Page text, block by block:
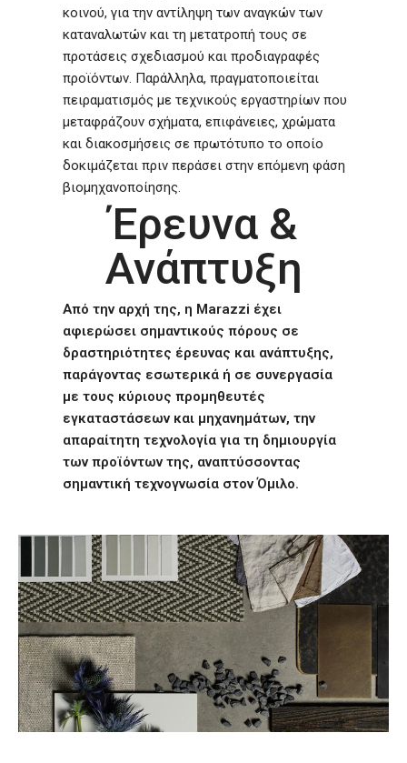
κοινού, για την αντίληψη των αναγκών των
καταναλωτών και τη μετατροπή τους σε
προτάσεις σχεδιασμού και προδιαγραφές
προϊόντων. Παράλληλα, πραγματοποιείται
πειραματισμός με τεχνικούς εργαστηρίων που
μεταφράζουν σχήματα, επιφάνειες, χρώματα
και διακοσμήσεις σε πρωτότυπο το οποίο
δοκιμάζεται πριν περάσει στην επόμενη φάση
βιομηχανοποίησης.
Έρευνα &
Ανάπτυξη
Από την αρχή της, η Marazzi έχει
αφιερώσει σημαντικούς πόρους σε
δραστηριότητες έρευνας και ανάπτυξης,
παράγοντας εσωτερικά ή σε συνεργασία
με τους κύριους προμηθευτές
εγκαταστάσεων και μηχανημάτων, την
απαραίτητη τεχνολογία για τη δημιουργία
των προϊόντων της, αναπτύσσοντας
σημαντική τεχνογνωσία στον Όμιλο.